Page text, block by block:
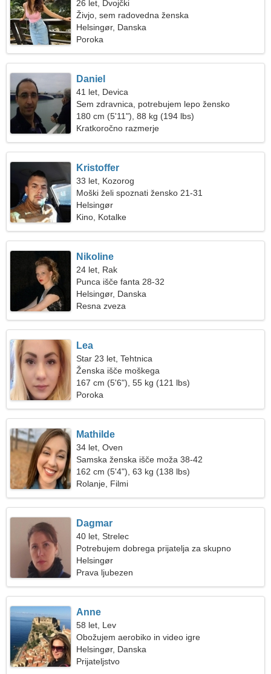
26 let, Dvojčki
Živjo, sem radovedna ženska
Helsingør, Danska
Poroka
Daniel
41 let, Devica
Sem zdravnica, potrebujem lepo žensko
180 cm (5'11"), 88 kg (194 lbs)
Kratkoročno razmerje
Kristoffer
33 let, Kozorog
Moški želi spoznati žensko 21-31
Helsingør
Kino, Kotalke
Nikoline
24 let, Rak
Punca išče fanta 28-32
Helsingør, Danska
Resna zveza
Lea
Star 23 let, Tehtnica
Ženska išče moškega
167 cm (5'6"), 55 kg (121 lbs)
Poroka
Mathilde
34 let, Oven
Samska ženska išče moža 38-42
162 cm (5'4"), 63 kg (138 lbs)
Rolanje, Filmi
Dagmar
40 let, Strelec
Potrebujem dobrega prijatelja za skupno
smučanje
Helsingør
Prava ljubezen
Anne
58 let, Lev
Obožujem aerobiko in video igre
Helsingør, Danska
Prijateljstvo